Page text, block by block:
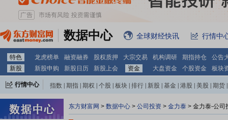
数据中心 全球财经快讯 行情中
特色 龙虎榜单 融资融券 股权质押 大宗交易 机构调研 期指持仓
公告
新股
新股申购 新股日历 新股上会 资金 大盘资金 个股资金 板块
行情中心 指数 期指 期权 个股 板块 排行 新股 基金 港股 美股 期货
东方财富网 > 数据中心 > 公司投资 > 金力泰 > 金力泰-公司